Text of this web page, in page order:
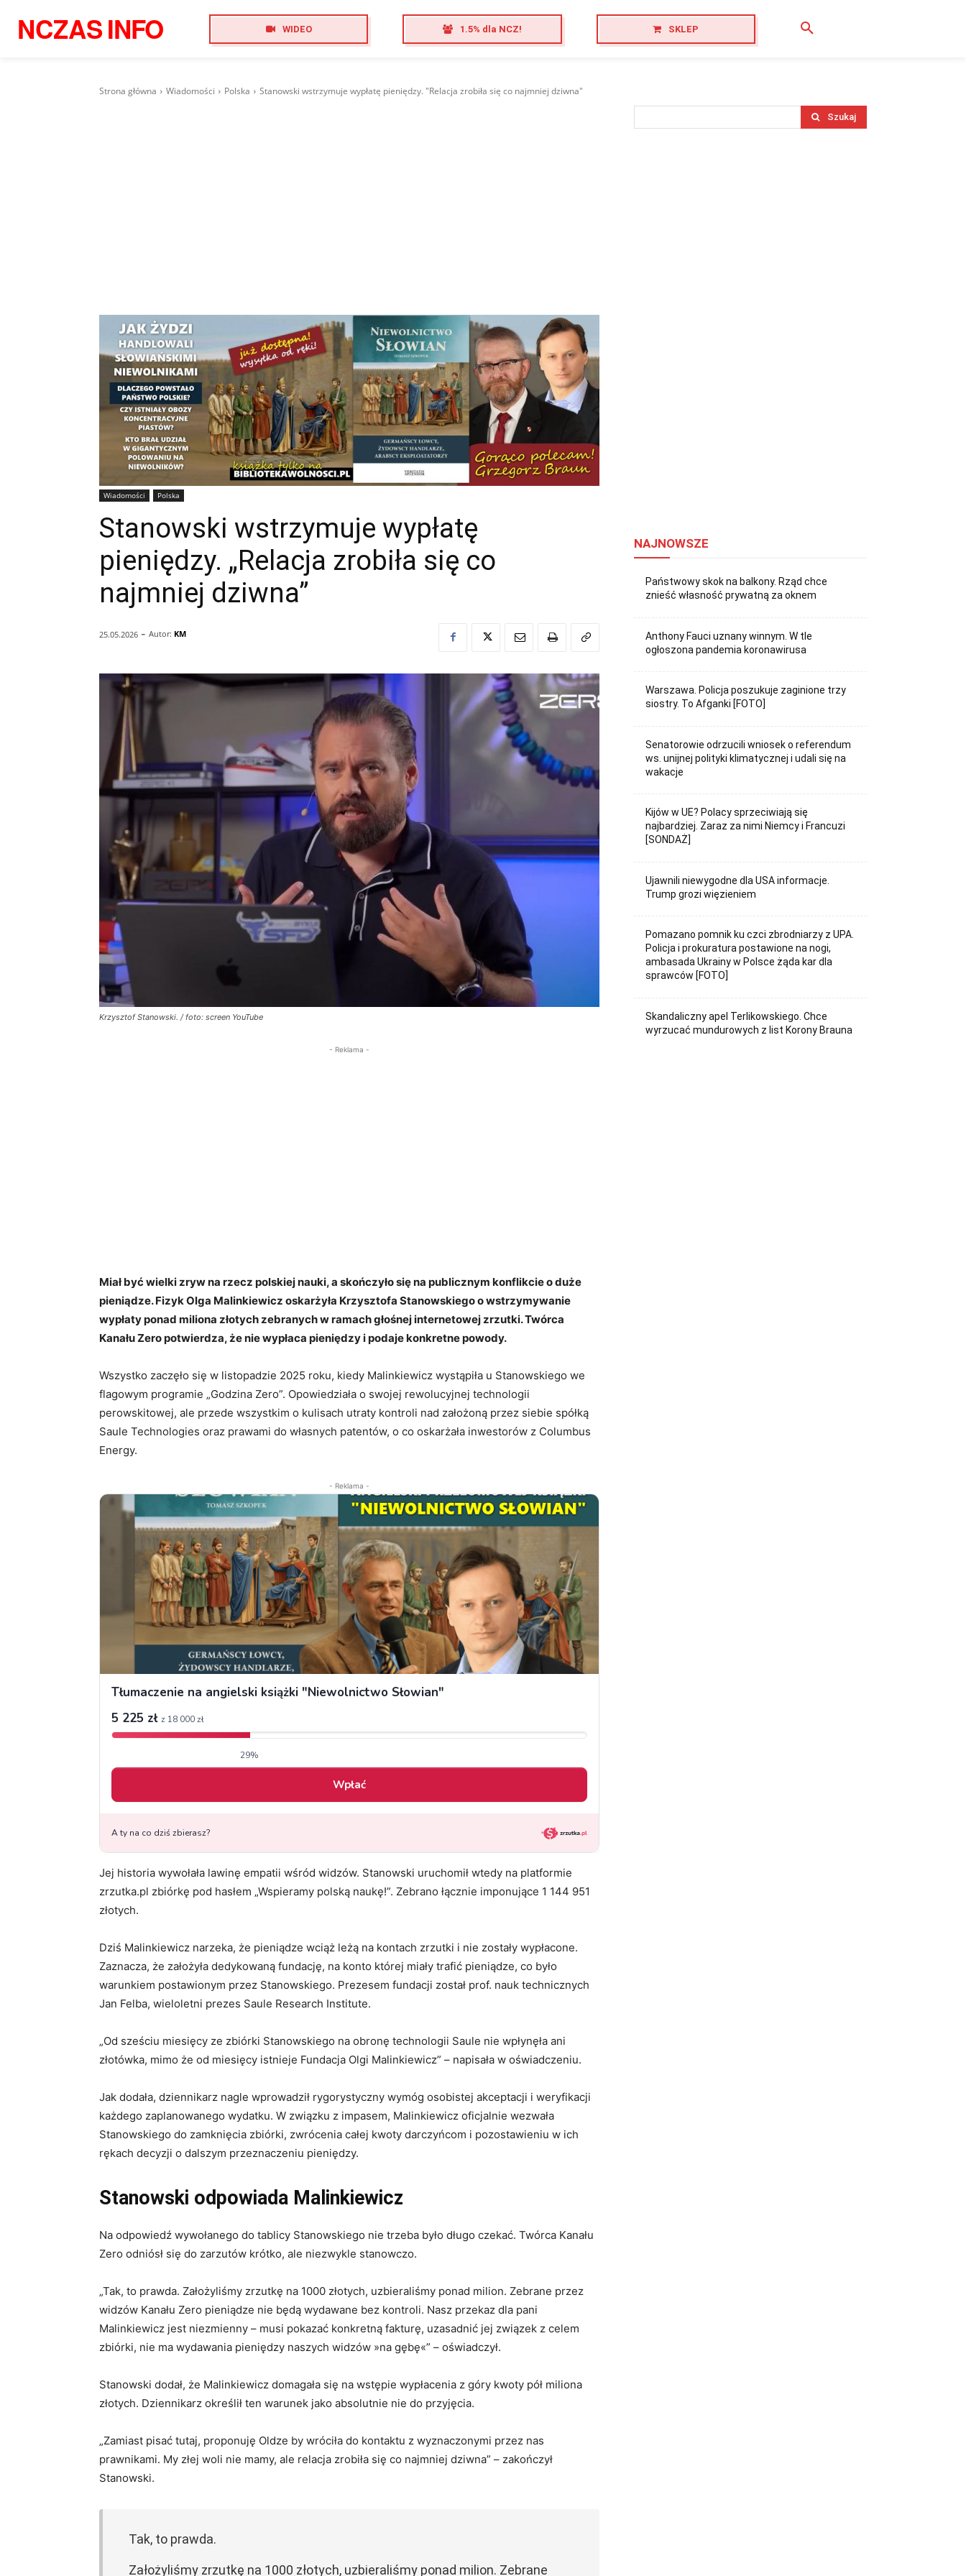
NCZASINFO WIDEO 1.5% dla NCZ! SKLEP
Strona główna Wiadomości Polska Stanowski wstrzymuje wypłatę pieniędzy. "Relacja zrobiła się co najmniej dziwna"
Wiadomości Polska
Stanowski wstrzymuje wypłatę
pieniędzy. „Relacja zrobiła się co
najmniej dziwna”
25.05.2026 - Autor: KM
Krzysztof Stanowski. / foto: screen YouTube
- Reklama -
Miał być wielki zryw na rzecz polskiej nauki, a skończyło się na publicznym konflikcie o duże
pieniądze. Fizyk Olga Malinkiewicz oskarżyła Krzysztofa Stanowskiego o wstrzymywanie
wypłaty ponad miliona złotych zebranych w ramach głośnej internetowej zrzutki. Twórca
Kanału Zero potwierdza, że nie wypłaca pieniędzy i podaje konkretne powody.
Wszystko zaczęło się w listopadzie 2025 roku, kiedy Malinkiewicz wystąpiła u Stanowskiego we
flagowym programie „Godzina Zero”. Opowiedziała o swojej rewolucyjnej technologii
perowskitowej, ale przede wszystkim o kulisach utraty kontroli nad założoną przez siebie spółką
Saule Technologies oraz prawami do własnych patentów, o co oskarżała inwestorów z Columbus
Energy.
- Reklama -
Jej historia wywołała lawinę empatii wśród widzów. Stanowski uruchomił wtedy na platformie
zrzutka.pl zbiórkę pod hasłem „Wspieramy polską naukę!”. Zebrano łącznie imponujące 1 144 951
złotych.
Dziś Malinkiewicz narzeka, że pieniądze wciąż leżą na kontach zrzutki i nie zostały wypłacone.
Zaznacza, że założyła dedykowaną fundację, na konto której miały trafić pieniądze, co było
warunkiem postawionym przez Stanowskiego. Prezesem fundacji został prof. nauk technicznych
Jan Felba, wieloletni prezes Saule Research Institute.
„Od sześciu miesięcy ze zbiórki Stanowskiego na obronę technologii Saule nie wpłynęła ani
złotówka, mimo że od miesięcy istnieje Fundacja Olgi Malinkiewicz” – napisała w oświadczeniu.
Jak dodała, dziennikarz nagle wprowadził rygorystyczny wymóg osobistej akceptacji i weryfikacji
każdego zaplanowanego wydatku. W związku z impasem, Malinkiewicz oficjalnie wezwała
Stanowskiego do zamknięcia zbiórki, zwrócenia całej kwoty darczyńcom i pozostawieniu w ich
rękach decyzji o dalszym przeznaczeniu pieniędzy.
Stanowski odpowiada Malinkiewicz
Na odpowiedź wywołanego do tablicy Stanowskiego nie trzeba było długo czekać. Twórca Kanału
Zero odniósł się do zarzutów krótko, ale niezwykle stanowczo.
„Tak, to prawda. Założyliśmy zrzutkę na 1000 złotych, uzbieraliśmy ponad milion. Zebrane przez
widzów Kanału Zero pieniądze nie będą wydawane bez kontroli. Nasz przekaz dla pani
Malinkiewicz jest niezmienny – musi pokazać konkretną fakturę, uzasadnić jej związek z celem
zbiórki, nie ma wydawania pieniędzy naszych widzów »na gębę«” – oświadczył.
Stanowski dodał, że Malinkiewicz domagała się na wstępie wypłacenia z góry kwoty pół miliona
złotych. Dziennikarz określił ten warunek jako absolutnie nie do przyjęcia.
„Zamiast pisać tutaj, proponuję Oldze by wróciła do kontaktu z wyznaczonymi przez nas
prawnikami. My złej woli nie mamy, ale relacja zrobiła się co najmniej dziwna” – zakończył
Stanowski.
Tak, to prawda.
Założyliśmy zrzutkę na 1000 złotych, uzbieraliśmy ponad milion. Zebrane
Szukaj
NAJNOWSZE
Państwowy skok na balkony. Rząd chce
znieść własność prywatną za oknem
Anthony Fauci uznany winnym. W tle
ogłoszona pandemia koronawirusa
Warszawa. Policja poszukuje zaginione trzy
siostry. To Afganki [FOTO]
Senatorowie odrzucili wniosek o referendum
ws. unijnej polityki klimatycznej i udali się na
wakacje
Kijów w UE? Polacy sprzeciwiają się
najbardziej. Zaraz za nimi Niemcy i Francuzi
[SONDAŻ]
Ujawnili niewygodne dla USA informacje.
Trump grozi więzieniem
Pomazano pomnik ku czci zbrodniarzy z UPA.
Policja i prokuratura postawione na nogi,
ambasada Ukrainy w Polsce żąda kar dla
sprawców [FOTO]
Skandaliczny apel Terlikowskiego. Chce
wyrzucać mundurowych z list Korony Brauna